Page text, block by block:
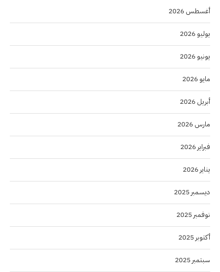
أغسطس 2026
يوليو 2026
يونيو 2026
مايو 2026
أبريل 2026
مارس 2026
فبراير 2026
يناير 2026
ديسمبر 2025
نوفمبر 2025
أكتوبر 2025
سبتمبر 2025